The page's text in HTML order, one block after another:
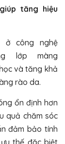
tăng hiệu
ở công nghệ
lớp màng
và tăng khả
rào da.
ổn định hơn
quả chăm sóc
đảm bảo tính
thế đặc biệt